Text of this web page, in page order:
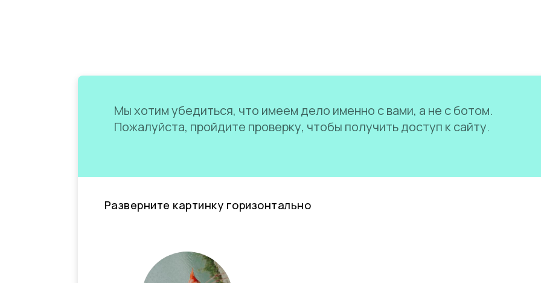
Мы хотим убедиться, что имеем дело именно с вами, а не с ботом.
Пожалуйста, пройдите проверку, чтобы получить доступ к сайту.
Разверните картинку горизонтально